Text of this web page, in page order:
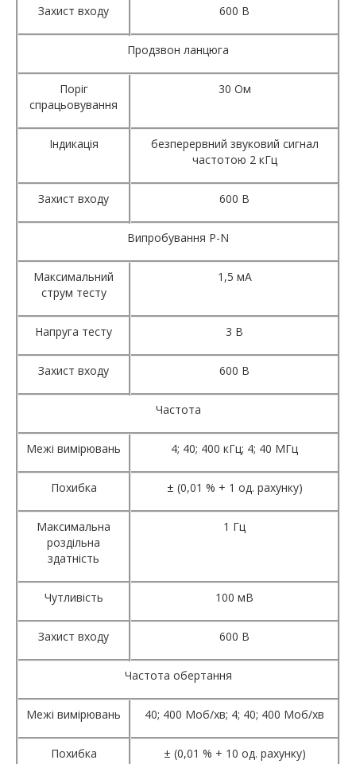
Захист входу 600 В
Продзвон ланцюга
Поріг
спрацьовування
30 Ом
Індикація
безперервний звуковий сигнал
частотою 2 кГц
Захист входу 600 В
Випробування P-N
Максимальний
струм тесту
1,5 мА
Напруга тесту 3 В
Захист входу 600 В
Частота
Межі вимірювань 4; 40; 400 кГц; 4; 40 МГц
Похибка ± (0,01 % + 1 од. рахунку)
Максимальна
роздільна
здатність
1 Гц
Чутливість 100 мВ
Захист входу 600 В
Частота обертання
Межі вимірювань 40; 400 Моб/хв; 4; 40; 400 Моб/хв
Похибка ± (0,01 % + 10 од. рахунку)